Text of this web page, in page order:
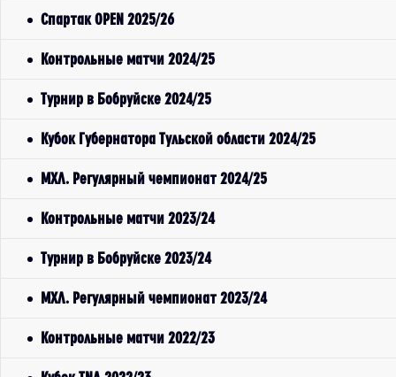
Спартак OPEN 2025/26
Контрольные матчи 2024/25
Турнир в Бобруйске 2024/25
Кубок Губернатора Тульской области 2024/25
МХЛ. Регулярный чемпионат 2024/25
Контрольные матчи 2023/24
Турнир в Бобруйске 2023/24
МХЛ. Регулярный чемпионат 2023/24
Контрольные матчи 2022/23